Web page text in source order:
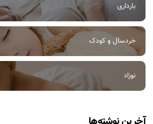
بارداری
خردسال و کودک
نوزاد